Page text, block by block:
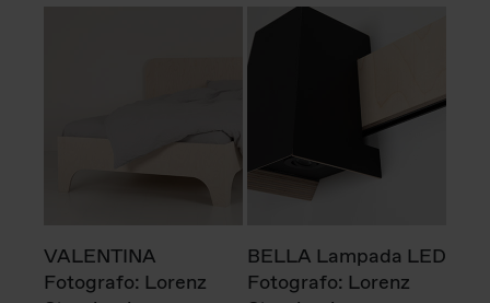
VALENTINA
Fotografo: Lorenz
BELLA Lampada LED
Fotografo: Lorenz